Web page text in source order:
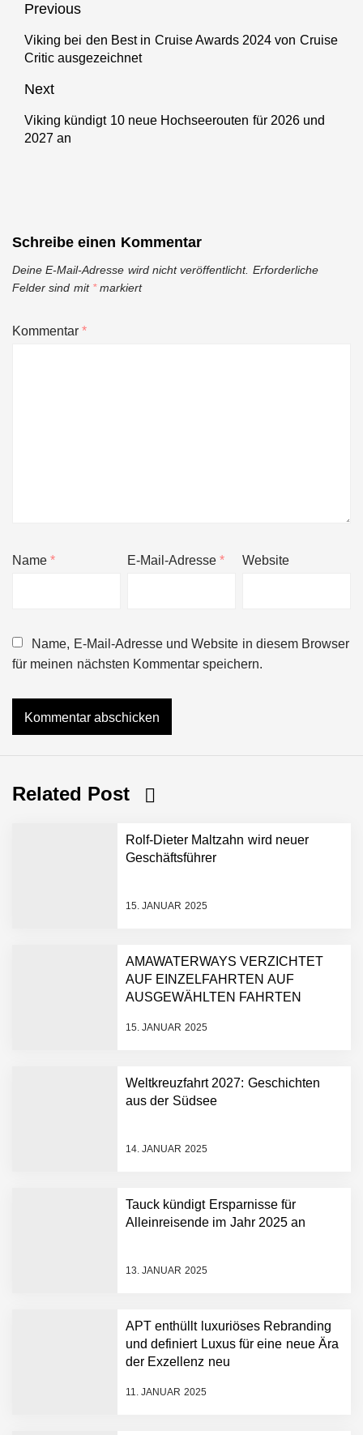
Beitragsnavigation
Previous
Previous
post:
Viking bei den Best in Cruise Awards 2024 von Cruise
Critic ausgezeichnet
Next
Next
post:
Viking kündigt 10 neue Hochseerouten für 2026 und
2027 an
Schreibe einen Kommentar
Deine E-Mail-Adresse wird nicht veröffentlicht. Erforderliche
Felder sind mit *markiert
Kommentar*
Name* E-Mail-Adresse* Website
Name, E-Mail-Adresse und Website in diesem Browser
für meinen nächsten Kommentar speichern.
Related Post
Rolf-Dieter Maltzahn wird neuer
Geschäftsführer
15. JANUAR 2025
AMAWATERWAYS VERZICHTET
AUF EINZELFAHRTEN AUF
AUSGEWÄHLTEN FAHRTEN
15. JANUAR 2025
Weltkreuzfahrt 2027: Geschichten
aus der Südsee
14. JANUAR 2025
Tauck kündigt Ersparnisse für
Alleinreisende im Jahr 2025 an
13. JANUAR 2025
APT enthüllt luxuriöses Rebranding
und definiert Luxus für eine neue Ära
der Exzellenz neu
11. JANUAR 2025